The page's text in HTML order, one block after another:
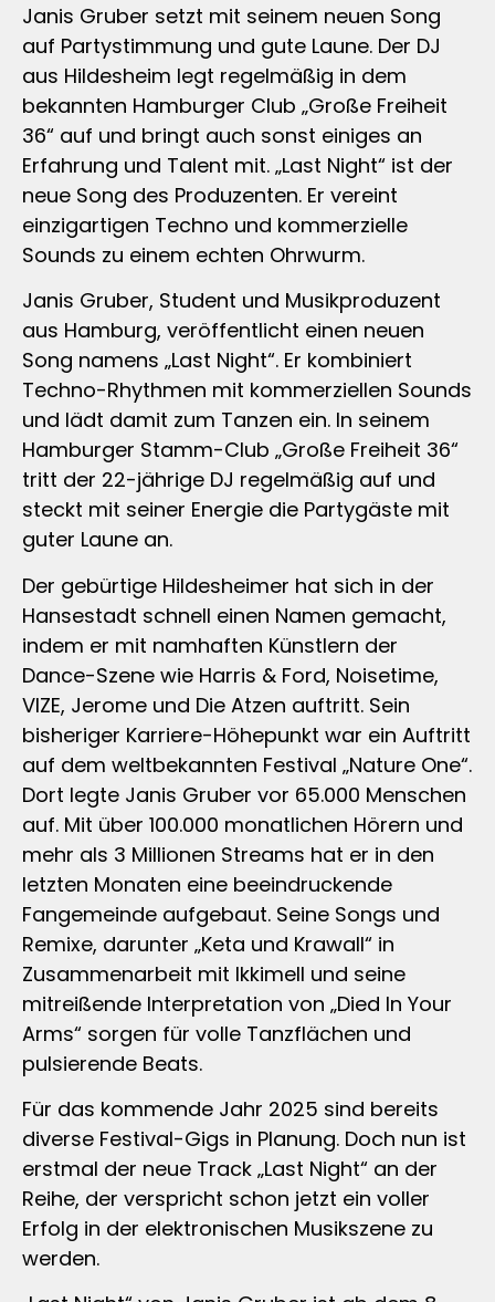
Janis Gruber setzt mit seinem neuen Song
auf Partystimmung und gute Laune. Der DJ
aus Hildesheim legt regelmäßig in dem
bekannten Hamburger Club „Große Freiheit
36“ auf und bringt auch sonst einiges an
Erfahrung und Talent mit. „Last Night“ ist der
neue Song des Produzenten. Er vereint
einzigartigen Techno und kommerzielle
Sounds zu einem echten Ohrwurm.
Janis Gruber, Student und Musikproduzent
aus Hamburg, veröffentlicht einen neuen
Song namens „Last Night“. Er kombiniert
Techno-Rhythmen mit kommerziellen Sounds
und lädt damit zum Tanzen ein. In seinem
Hamburger Stamm-Club „Große Freiheit 36“
tritt der 22-jährige DJ regelmäßig auf und
steckt mit seiner Energie die Partygäste mit
guter Laune an.
Der gebürtige Hildesheimer hat sich in der
Hansestadt schnell einen Namen gemacht,
indem er mit namhaften Künstlern der
Dance-Szene wie Harris & Ford, Noisetime,
VIZE, Jerome und Die Atzen auftritt. Sein
bisheriger Karriere-Höhepunkt war ein Auftritt
auf dem weltbekannten Festival „Nature One“.
Dort legte Janis Gruber vor 65.000 Menschen
auf. Mit über 100.000 monatlichen Hörern und
mehr als 3 Millionen Streams hat er in den
letzten Monaten eine beeindruckende
Fangemeinde aufgebaut. Seine Songs und
Remixe, darunter „Keta und Krawall“ in
Zusammenarbeit mit Ikkimell und seine
mitreißende Interpretation von „Died In Your
Arms“ sorgen für volle Tanzflächen und
pulsierende Beats.
Für das kommende Jahr 2025 sind bereits
diverse Festival-Gigs in Planung. Doch nun ist
erstmal der neue Track „Last Night“ an der
Reihe, der verspricht schon jetzt ein voller
Erfolg in der elektronischen Musikszene zu
werden.